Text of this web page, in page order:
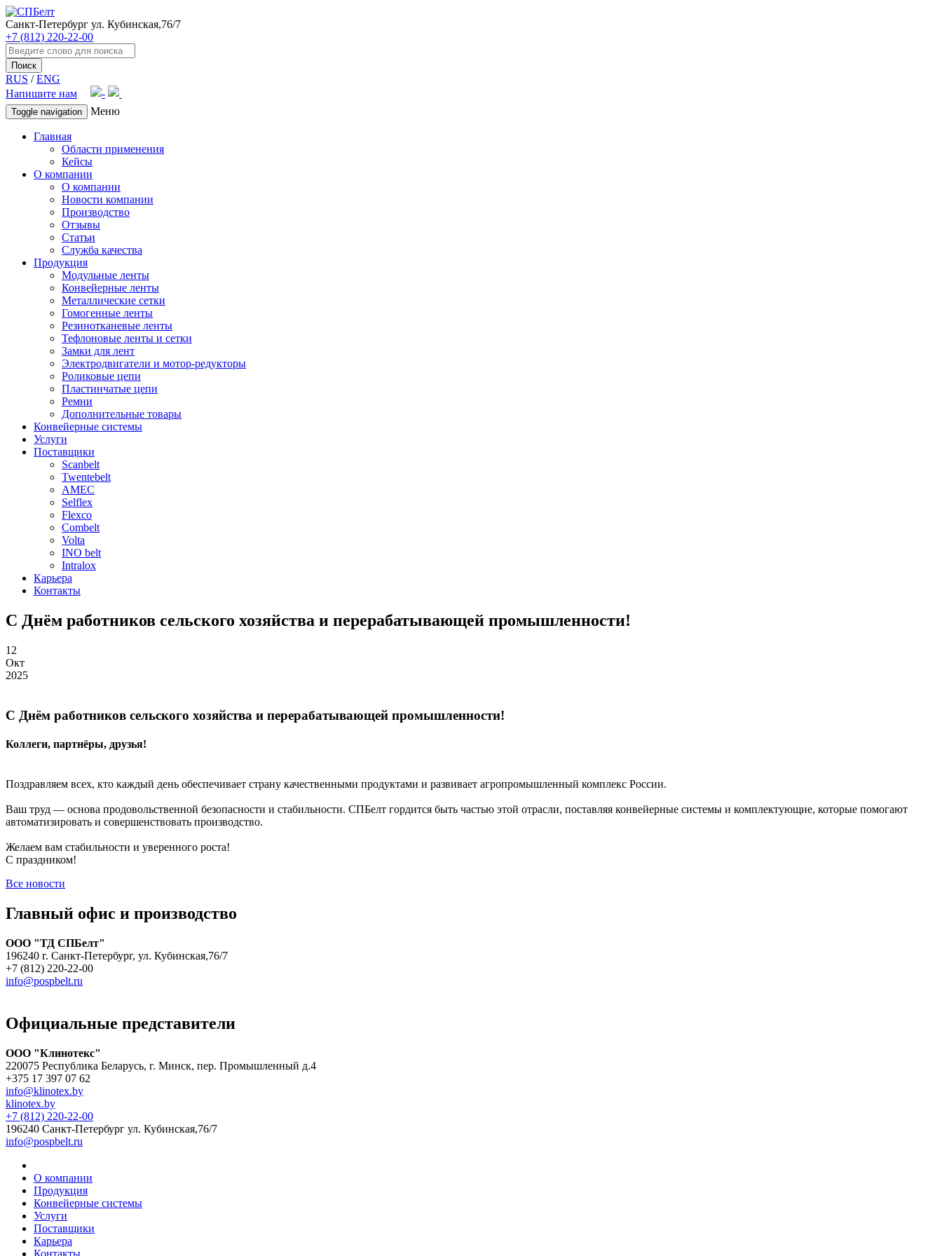
Санкт-Петербург ул. Кубинская,76/7
+7 (812) 220-22-00
Поиск
RUS /ENG
Напишите нам
Toggle navigation Меню
Главная
Области применения
Кейсы
О компании
О компании
Новости компании
Производство
Отзывы
Статьи
Служба качества
Продукция
Модульные ленты
Конвейерные ленты
Металлические сетки
Гомогенные ленты
Резинотканевые ленты
Тефлоновые ленты и сетки
Замки для лент
Электродвигатели и мотор-редукторы
Роликовые цепи
Пластинчатые цепи
Ремни
Дополнительные товары
Конвейерные системы
Услуги
Поставщики
Scanbelt
Twentebelt
АMEC
Selflex
Flexco
Combelt
Volta
INO belt
Intralox
Карьера
Контакты
С Днём работников сельского хозяйства и перерабатывающей промышленности!
12
Окт
2025
С Днём работников сельского хозяйства и перерабатывающей промышленности!
Коллеги, партнёры, друзья!
Поздравляем всех, кто каждый день обеспечивает страну качественными продуктами и развивает агропромышленный комплекс России.
Ваш труд — основа продовольственной безопасности и стабильности. СПБелт гордится быть частью этой отрасли, поставляя конвейерные системы и комплектующие, которые помогают
автоматизировать и совершенствовать производство.
Желаем вам стабильности и уверенного роста!
С праздником!
Все новости
Главный офис и производство
ООО "ТД СПБелт"
196240 г. Санкт-Петербург, ул. Кубинская,76/7
+7 (812) 220-22-00
info@pospbelt.ru
Официальные представители
ООО "Клинотекс"
220075 Республика Беларусь, г. Минск, пер. Промышленный д.4
+375 17 397 07 62
info@klinotex.by
klinotex.by
+7 (812) 220-22-00
196240 Санкт-Петербург ул. Кубинская,76/7
info@pospbelt.ru
О компании
Продукция
Конвейерные системы
Услуги
Поставщики
Карьера
Контакты